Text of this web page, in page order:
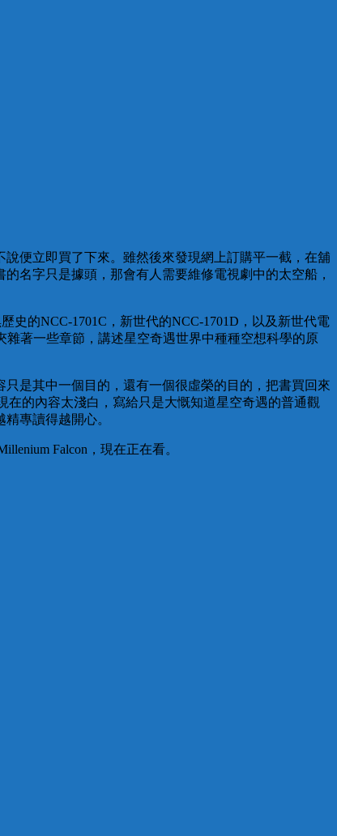
便立即買了下來。雖然後來發現網上訂購平一截，在舖
名字只是據頭，那會有人需要維修電視劇中的太空船，
史的NCC-1701C，新世代的NCC-1701D，以及新世代電
著一些章節，講述星空奇遇世界中種種空想科學的原
是其中一個目的，還有一個很虛榮的目的，把書買回來
在的內容太淺白，寫給只是大慨知道星空奇遇的普通觀
專讀得越開心。
Falcon，現在正在看。